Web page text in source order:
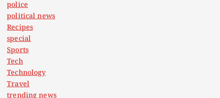
police
political news
Recipes
special
Sports
Tech
Technology
Travel
trending news